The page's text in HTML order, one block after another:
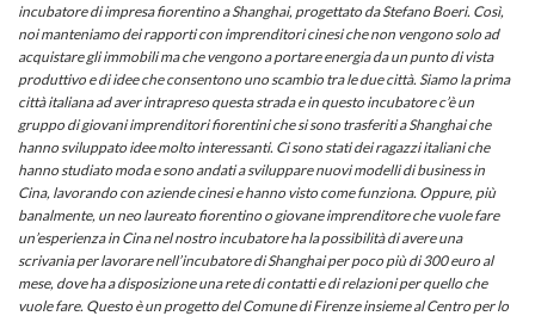
incubatore di impresa fiorentino a Shanghai, progettato da Stefano Boeri. Così,
noi manteniamo dei rapporti con imprenditori cinesi che non vengono solo ad
acquistare gli immobili ma che vengono a portare energia da un punto di vista
produttivo e di idee che consentono uno scambio tra le due città. Siamo la prima
città italiana ad aver intrapreso questa strada e in questo incubatore c’è un
gruppo di giovani imprenditori fiorentini che si sono trasferiti a Shanghai che
hanno sviluppato idee molto interessanti. Ci sono stati dei ragazzi italiani che
hanno studiato moda e sono andati a sviluppare nuovi modelli di business in
Cina, lavorando con aziende cinesi e hanno visto come funziona. Oppure, più
banalmente, un neo laureato fiorentino o giovane imprenditore che vuole fare
un’esperienza in Cina nel nostro incubatore ha la possibilità di avere una
scrivania per lavorare nell’incubatore di Shanghai per poco più di 300 euro al
mese, dove ha a disposizione una rete di contatti e di relazioni per quello che
vuole fare. Questo è un progetto del Comune di Firenze insieme al Centro per lo